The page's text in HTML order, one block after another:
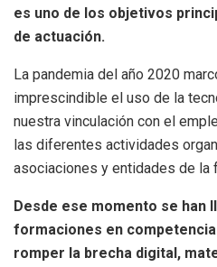
es uno de los objetivos
de actuación.
La pandemia del año 2020
imprescindible el uso de la
nuestra vinculación con el
las diferentes actividades
asociaciones y entidades de la
Desde ese momento se han
formaciones en
romper la brecha digital,